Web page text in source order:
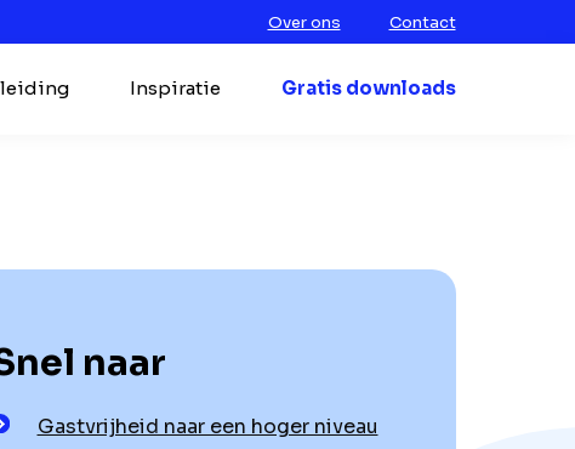
Over ons Contact
Inspiratie Gratis downloads
naar
Gastvrijheid naar een hoger niveau